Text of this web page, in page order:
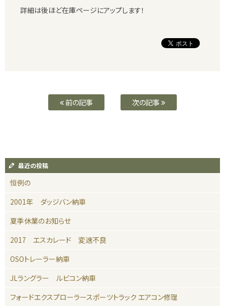
詳細は後ほど在庫ページにアップします！
前の記事 次の記事
最近の投稿
恒例の
2001年 ダッジバン納車
夏季休業のお知らせ
2017 エスカレード 変速不良
OSOトレーラー納車
JLラングラー ルビコン納車
フォードエクスプローラースポーツトラック エアコン修理